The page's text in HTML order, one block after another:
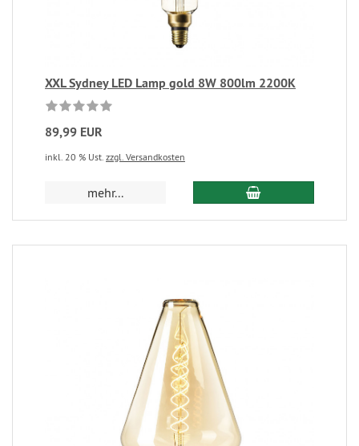
XXL Sydney LED Lamp gold 8W 800lm 2200K
89,99 EUR
inkl. 20 % Ust. zzgl. Versandkosten
mehr...